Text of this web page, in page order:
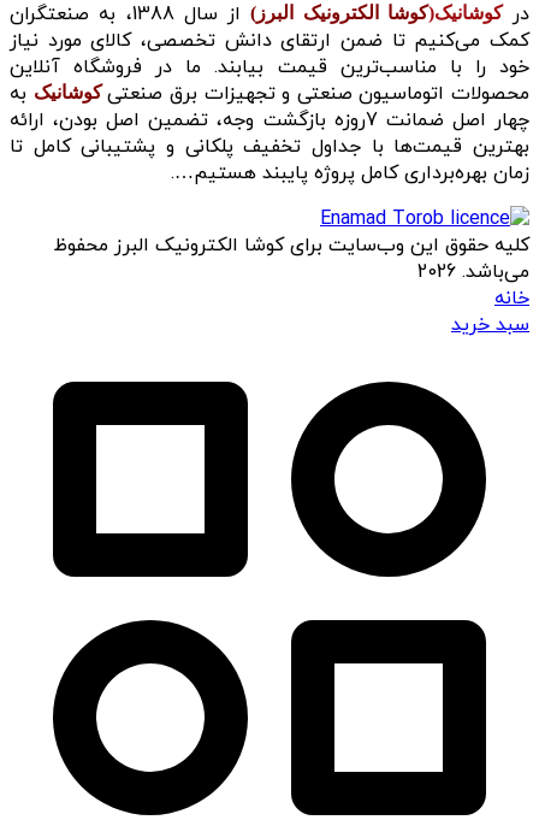
در
کوشانیک(کوشا الکترونیک البرز)
از سال 1388، به صنعتگران
کمک می‌کنیم تا ضمن ارتقای دانش تخصصی، کالای مورد نیاز
خود را با مناسب‌ترین قیمت بیابند. ما در فروشگاه آنلاین
محصولات اتوماسیون صنعتی و تجهیزات برق صنعتیکوشانیک به
چهار اصل ضمانت 7روزه بازگشت وجه، تضمین اصل بودن، ارائه
بهترین قیمت‌ها با جداول تخفیف پلکانی و پشتیبانی کامل تا
زمان بهره‌برداری کامل پروژه پایبند هستیم….
کلیه حقوق این وب‌سایت برای کوشا الکترونیک البرز محفوظ
می‌باشد. 2026
خانه
سبد خرید